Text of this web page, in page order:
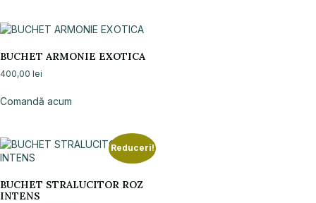
BUCHET ARMONIE EXOTICA
400,00 lei
Comandă acum
Reduceri!
BUCHET STRALUCITOR ROZ
INTENS